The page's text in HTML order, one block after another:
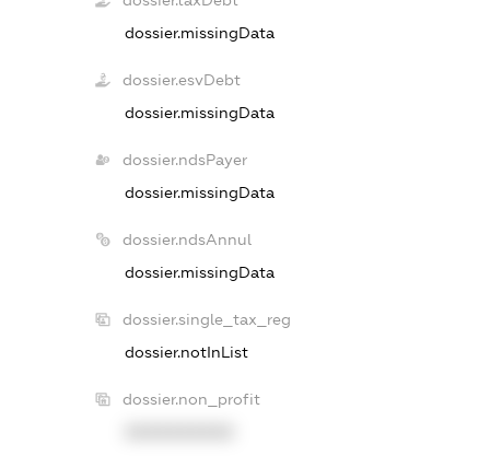
dossier.missingData
dossier.esvDebt
dossier.missingData
dossier.ndsPayer
dossier.missingData
dossier.ndsAnnul
dossier.missingData
dossier.single_tax_reg
dossier.notInList
dossier.non_profit